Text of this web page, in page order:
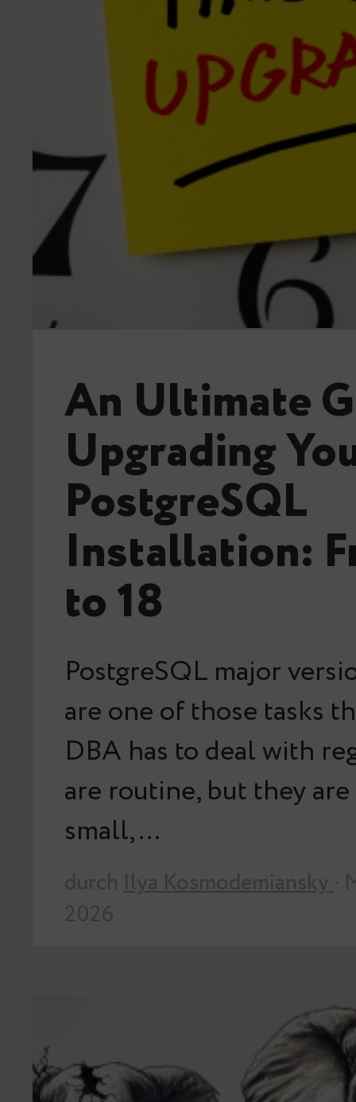
An Ultimate
Upgrading
PostgreSQL
Installation:
to 18
PostgreSQL major
are one of those tasks
DBA has to deal with
are routine, but they
small,…